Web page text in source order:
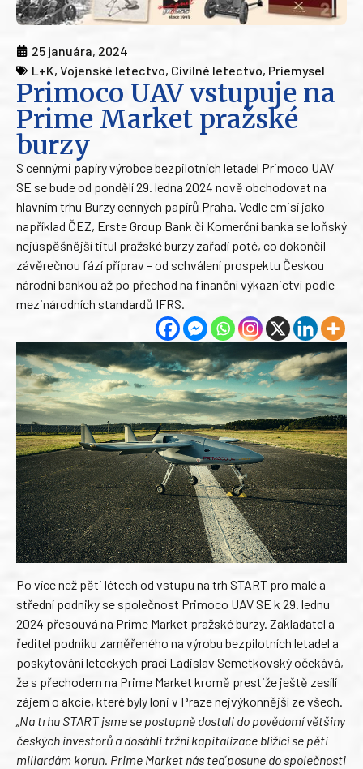
25 januára, 2024
L+K, Vojenské letectvo, Civilné letectvo, Priemysel
Primoco UAV vstupuje na
Prime Market pražské
burzy
S cennými papíry výrobce bezpilotních letadel Primoco UAV
SE se bude od pondělí 29. ledna 2024 nově obchodovat na
hlavním trhu Burzy cenných papírů Praha. Vedle emisí jako
například ČEZ, Erste Group Bank či Komerční banka se loňský
nejúspěšnější titul pražské burzy zařadí poté, co dokončil
závěrečnou fází příprav – od schválení prospektu Českou
národní bankou až po přechod na finanční výkaznictví podle
mezinárodních standardů IFRS.
Po více než pěti létech od vstupu na trh START pro malé a
střední podniky se společnost Primoco UAV SE k 29. lednu
2024 přesouvá na Prime Market pražské burzy. Zakladatel a
ředitel podniku zaměřeného na výrobu bezpilotních letadel a
poskytování leteckých prací Ladislav Semetkovský očekává,
že s přechodem na Prime Market kromě prestiže ještě zesílí
zájem o akcie, které byly loni v Praze nejvýkonnější ze všech.
„Na trhu START jsme se postupně dostali do povědomí většiny
českých investorů a dosáhli tržní kapitalizace blížící se pěti
miliardám korun. Prime Market nás teď posune do společnosti